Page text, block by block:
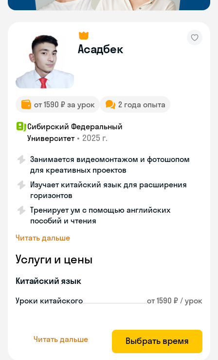
Асадбек
от 1590 ₽ за урок 2 года опыта
Сибирский Федеральный
Университет • 2025 г.
Занимается видеомонтажом и фотошопом
для креативных проектов
Изучает китайский язык для расширения
горизонтов
Тренирует ум с помощью английских
пособий и чтения
Читать дальше
Услуги и цены
Китайский язык
Уроки китайского от 1590 ₽ / урок
Читать дальше Выбрать время